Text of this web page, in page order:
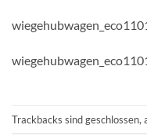
Trackbacks sind geschlossen,